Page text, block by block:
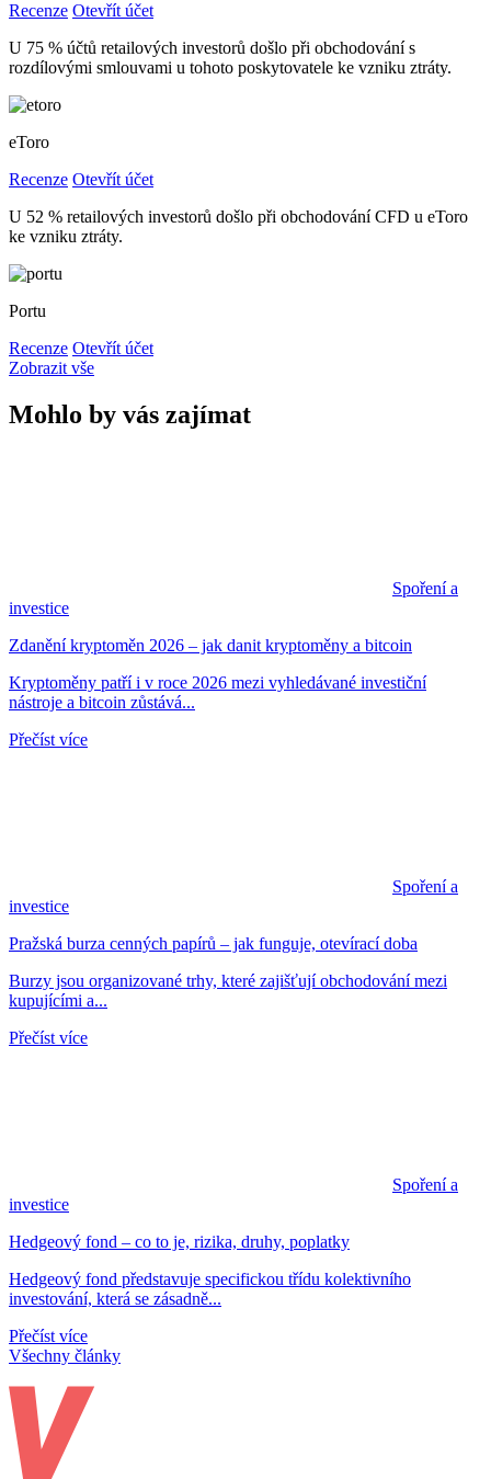
Recenze Otevřít účet
U 75 % účtů retailových investorů došlo při obchodování s
rozdílovými smlouvami u tohoto poskytovatele ke vzniku ztráty.
eToro
Recenze Otevřít účet
U 52 % retailových investorů došlo při obchodování CFD u eToro
ke vzniku ztráty.
Portu
Recenze Otevřít účet
Zobrazit vše
Mohlo by vás zajímat
Spoření a
investice
Zdanění kryptoměn 2026 – jak danit kryptoměny a bitcoin
Kryptoměny patří i v roce 2026 mezi vyhledávané investiční
nástroje a bitcoin zůstává...
Přečíst více
Spoření a
investice
Pražská burza cenných papírů – jak funguje, otevírací doba
Burzy jsou organizované trhy, které zajišťují obchodování mezi
kupujícími a...
Přečíst více
Spoření a
investice
Hedgeový fond – co to je, rizika, druhy, poplatky
Hedgeový fond představuje specifickou třídu kolektivního
investování, která se zásadně...
Přečíst více
Všechny články